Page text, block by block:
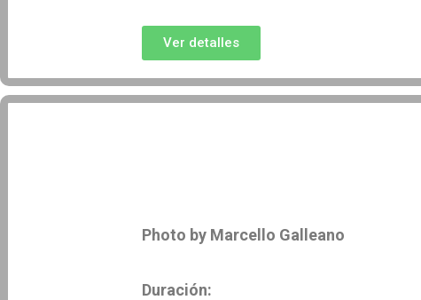
Ver detalles
Photo by Marcello Galleano
Duración: